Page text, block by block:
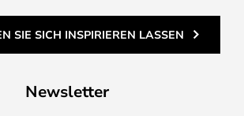
SIE SICH INSPIRIEREN LASSEN
Newsletter